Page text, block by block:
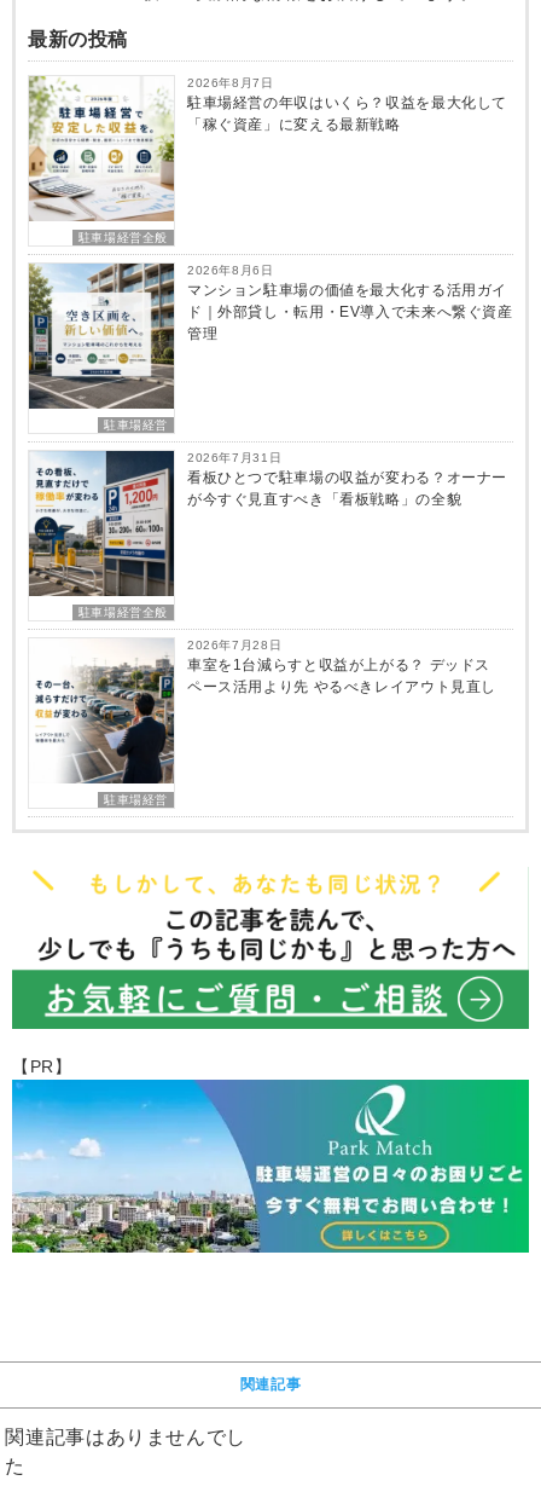
最新の投稿
駐車場経営全般
2026年8月7日
駐車場経営の年収はいくら？収益を最大化して
「稼ぐ資産」に変える最新戦略
駐車場経営
2026年8月6日
マンション駐車場の価値を最大化する活用ガイ
ド｜外部貸し・転用・EV導入で未来へ繋ぐ資産
管理
駐車場経営全般
2026年7月31日
看板ひとつで駐車場の収益が変わる？オーナー
が今すぐ見直すべき「看板戦略」の全貌
駐車場経営
2026年7月28日
車室を1台減らすと収益が上がる？ デッドス
ペース活用より先 やるべきレイアウト見直し
【PR】
関連記事
関連記事はありませんでし
た